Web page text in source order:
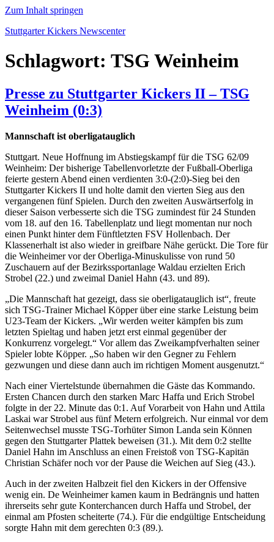
Zum Inhalt springen
Stuttgarter Kickers Newscenter
Schlagwort: TSG Weinheim
Presse zu Stuttgarter Kickers II – TSG
Weinheim (0:3)
Mannschaft ist oberligatauglich
Stuttgart. Neue Hoffnung im Abstiegskampf für die TSG 62/09
Weinheim: Der bisherige Tabellenvorletzte der Fußball-Oberliga
feierte gestern Abend einen verdienten 3:0-(2:0)-Sieg bei den
Stuttgarter Kickers II und holte damit den vierten Sieg aus den
vergangenen fünf Spielen. Durch den zweiten Auswärtserfolg in
dieser Saison verbesserte sich die TSG zumindest für 24 Stunden
vom 18. auf den 16. Tabellenplatz und liegt momentan nur noch
einen Punkt hinter dem Fünftletzten FSV Hollenbach. Der
Klassenerhalt ist also wieder in greifbare Nähe gerückt. Die Tore für
die Weinheimer vor der Oberliga-Minuskulisse von rund 50
Zuschauern auf der Bezirkssportanlage Waldau erzielten Erich
Strobel (22.) und zweimal Daniel Hahn (43. und 89).
„Die Mannschaft hat gezeigt, dass sie oberligatauglich ist“, freute
sich TSG-Trainer Michael Köpper über eine starke Leistung beim
U23-Team der Kickers. „Wir werden weiter kämpfen bis zum
letzten Spieltag und haben jetzt erst einmal gegenüber der
Konkurrenz vorgelegt.“ Vor allem das Zweikampfverhalten seiner
Spieler lobte Köpper. „So haben wir den Gegner zu Fehlern
gezwungen und diese dann auch im richtigen Moment ausgenutzt.“
Nach einer Viertelstunde übernahmen die Gäste das Kommando.
Ersten Chancen durch den starken Marc Haffa und Erich Strobel
folgte in der 22. Minute das 0:1. Auf Vorarbeit von Hahn und Attila
Laskai war Strobel aus fünf Metern erfolgreich. Nur einmal vor dem
Seitenwechsel musste TSG-Torhüter Simon Landa sein Können
gegen den Stuttgarter Plattek beweisen (31.). Mit dem 0:2 stellte
Daniel Hahn im Anschluss an einen Freistoß von TSG-Kapitän
Christian Schäfer noch vor der Pause die Weichen auf Sieg (43.).
Auch in der zweiten Halbzeit fiel den Kickers in der Offensive
wenig ein. De Weinheimer kamen kaum in Bedrängnis und hatten
ihrerseits sehr gute Konterchancen durch Haffa und Strobel, der
einmal am Pfosten scheiterte (74.). Für die endgültige Entscheidung
sorgte Hahn mit dem gerechten 0:3 (89.).